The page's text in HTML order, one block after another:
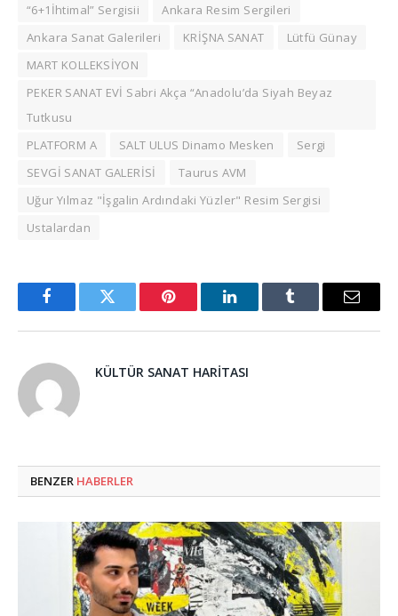
“6+1İhtimal” Sergisii
Ankara Resim Sergileri
Ankara Sanat Galerileri
KRİŞNA SANAT
Lütfü Günay
MART KOLLEKSİYON
PEKER SANAT EVİ Sabri Akça “Anadolu’da Siyah Beyaz
Tutkusu
PLATFORM A
SALT ULUS Dinamo Mesken
Sergi
SEVGİ SANAT GALERİSİ
Taurus AVM
Uğur Yılmaz "İşgalin Ardındaki Yüzler" Resim Sergisi
Ustalardan
FacebookTwitter Pinterest LinkedInTumblr Email
KÜLTÜR SANAT HARITASI
BENZER HABERLER